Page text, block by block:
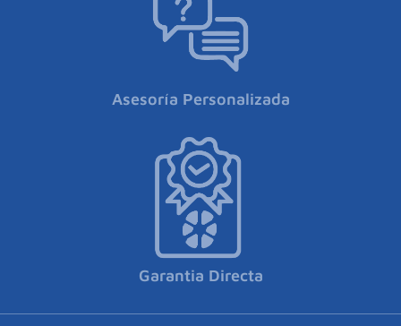
Asesoría Personalizada
Garantia Directa